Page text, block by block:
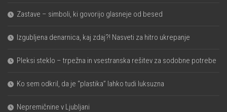
Zastave – simboli, ki govorijo glasneje od besed
Izgubljena denarnica, kaj zdaj?! Nasveti za hitro ukrepanje
Pleksi steklo – trpežna in vsestranska rešitev za sodobne potrebe
Ko sem odkril, da je “plastika” lahko tudi luksuzna
Nepremičnine v Ljubljani